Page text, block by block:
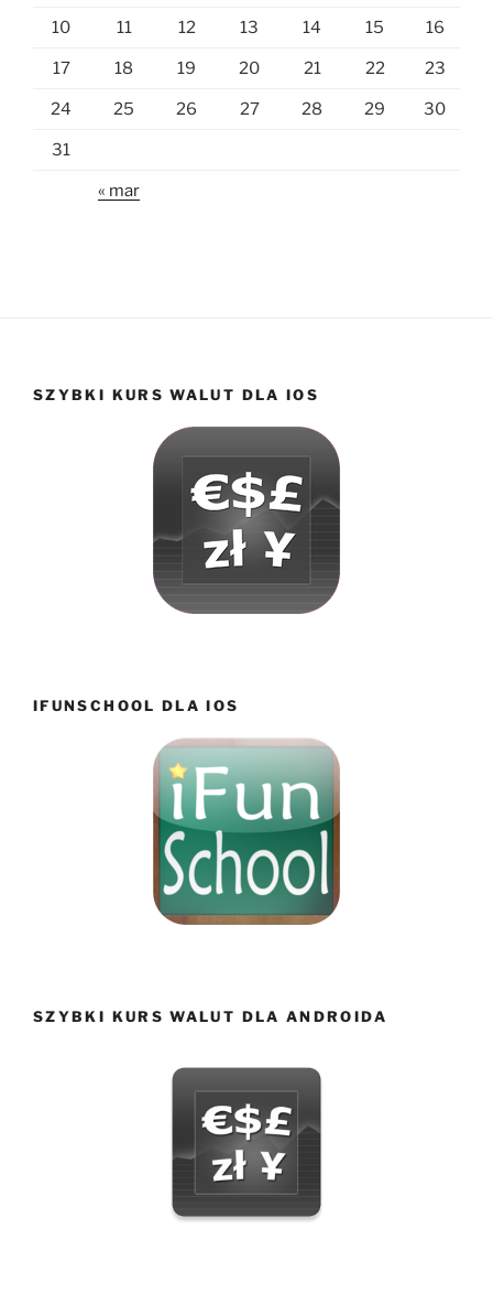
10 11 12 13 14 15 16
17 18 19 20 21 22 23
24 25 26 27 28 29 30
31
« mar
SZYBKI KURS WALUT DLA IOS
IFUNSCHOOL DLA IOS
SZYBKI KURS WALUT DLA ANDROIDA